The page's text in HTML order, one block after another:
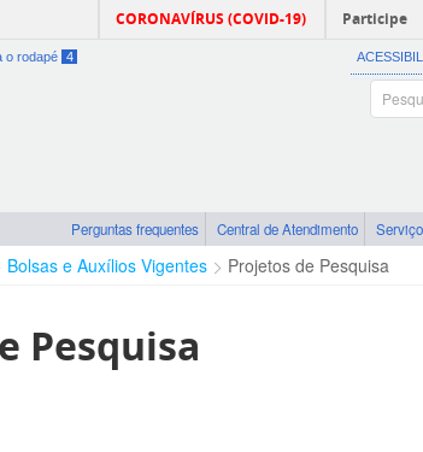
CORONAVÍRUS (COVID-19) Participe
o rodapé 4
Perguntas frequentes Central de Atendimento
Bolsas e Auxílios Vigentes Projetos de Pesquisa
Pesquisa